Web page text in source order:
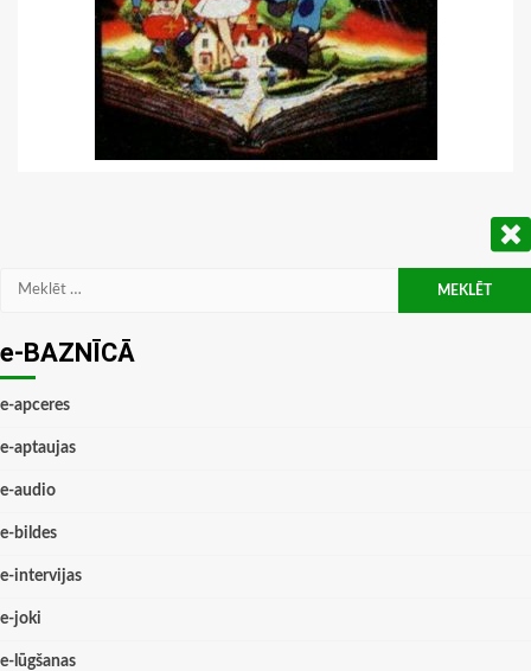
Meklēt:
e-BAZNĪCĀ
e-apceres
e-aptaujas
e-audio
e-bildes
e-intervijas
e-joki
e-lūgšanas